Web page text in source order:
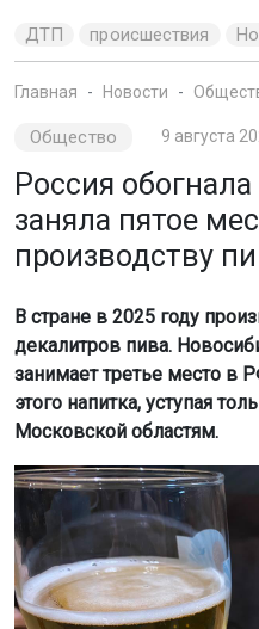
ДТП происшествия
Главная Новости
Общество 9 августа
Россия
заняла пятое
производству
В стране в 2025 году
декалитров пива.
занимает третье место в
этого напитка, уступая
Московской областям.